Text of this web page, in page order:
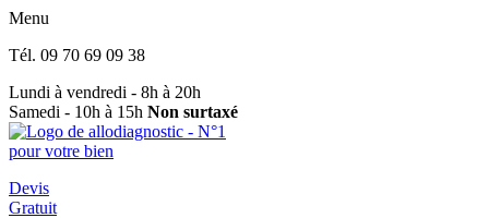
Menu
Tél. 09 70 69 09 38
Lundi à vendredi - 8h à 20h
Samedi - 10h à 15h Non surtaxé
Devis
Gratuit